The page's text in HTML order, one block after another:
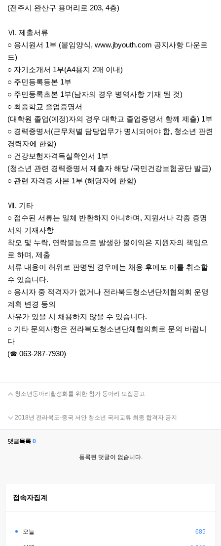
(전주시 완산구 용머리로 203, 4층)
Ⅵ. 제출서류
○ 응시원서 1부 (붙임양식, www.jbyouth.com 공지사항 다운로
드)
○ 자기소개서 1부(A4용지 2매 이내)
○ 주민등록등본 1부
○ 주민등록초본 1부(남자의 경우 병역사항 기재 된 것)
○ 최종학교 졸업증명서
(대학원 졸업(예정)자의 경우 대학교 졸업증명서 함께 제출) 1부
○ 경력증명서(근무처별 담당업무가 명시되어야 함, 청소년 관련
경력자에 한함)
○ 건강보험자격득실확인서 1부
(청소년 관련 경력증명서 제출자 해당 /국민건강보험공단 발급)
○ 관련 자격증 사본 1부 (해당자에 한함)
Ⅶ. 기타
○ 접수된 서류는 일체 반환하지 아니하며, 지원서나 각종 증명
서의 기재사항
착오 및 누락, 연락불능으로 발생한 불이익은 지원자의 책임으
로 하며, 제출
서류 내용이 허위로 판명된 경우에는 채용 후에도 이를 취소할
수 있습니다.
○ 응시자 중 적격자가 없거나 전라북도청소년단체협의회 운영
계획 변경 등의
사유가 있을 시 채용하지 않을 수 있습니다.
○ 기타 문의사항은 전라북도청소년단체협의회로 문의 바랍니
다
(☎ 063-287-7930)
청소년동아리활성화를 위한 참가 동아리 모집공고
2018년 전라북도-중국 서안 청소년 국제교류 최종 합격자 공지
댓글목록 0
등록된 댓글이 없습니다.
접속자집계
오늘 685